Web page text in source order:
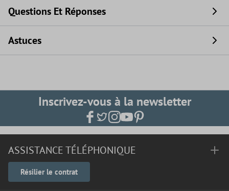
Questions Et Réponses
Astuces
Inscrivez-vous à la newsletter
ASSISTANCE TÉLÉPHONIQUE
Résilier le contrat